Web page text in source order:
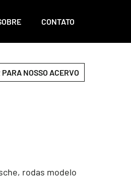
CONTATO
NOSSO ACERVO
rodas modelo